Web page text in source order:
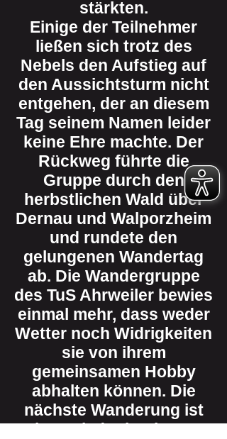
stärkten.
Einige der Teilnehmer
ließen sich trotz des
Nebels den Aufstieg auf
den Aussichtsturm nicht
entgehen, der an diesem
Tag seinem Namen leider
keine Ehre machte. Der
Rückweg führte die
Gruppe durch den
herbstlichen Wald über
Dernau und Walporzheim
und rundete den
gelungenen Wandertag
ab. Die Wandergruppe
des TuS Ahrweiler bewies
einmal mehr, dass weder
Wetter noch Widrigkeiten
sie von ihrem
gemeinsamen Hobby
abhalten können. Die
nächste Wanderung ist
schon wieder in Planung.